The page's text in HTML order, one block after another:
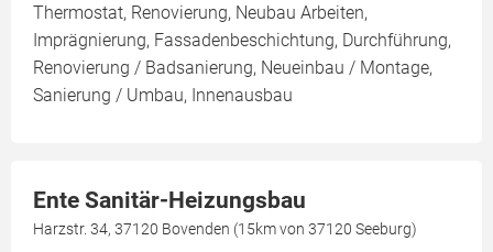
Thermostat, Renovierung, Neubau Arbeiten,
Imprägnierung, Fassadenbeschichtung, Durchführung,
Renovierung / Badsanierung, Neueinbau / Montage,
Sanierung / Umbau, Innenausbau
Ente Sanitär-Heizungsbau
Harzstr. 34, 37120 Bovenden (15km von 37120 Seeburg)